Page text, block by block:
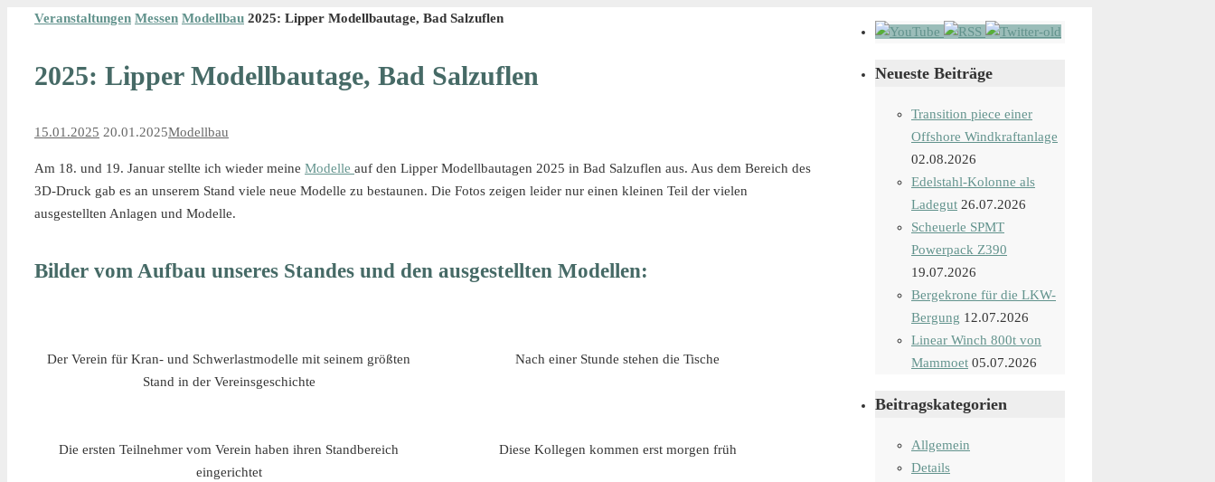
Start
Veranstaltungen Messen Modellbau 2025: Lipper Modellbautage, Bad Salzuflen
2025: Lipper Modellbautage, Bad Salzuflen
15.01.2025 20.01.2025Modellbau
Am 18. und 19. Januar stellte ich wieder meine Modelle auf den Lipper Modellbautagen 2025 in Bad Salzuflen aus. Aus dem Bereich des
3D-Druck gab es an unserem Stand viele neue Modelle zu bestaunen. Die Fotos zeigen leider nur einen kleinen Teil der vielen
ausgestellten Anlagen und Modelle.
Bilder vom Aufbau unseres Standes und den ausgestellten Modellen:
Der Verein für Kran- und Schwerlastmodelle mit seinem größten
Stand in der Vereinsgeschichte
Nach einer Stunde stehen die Tische
Die ersten Teilnehmer vom Verein haben ihren Standbereich
eingerichtet
Diese Kollegen kommen erst morgen früh
Neueste Beiträge
Transition piece einer
Offshore Windkraftanlage
02.08.2026
Edelstahl-Kolonne als
Ladegut 26.07.2026
Scheuerle SPMT
Powerpack Z390
19.07.2026
Bergekrone für die LKW-
Bergung 12.07.2026
Linear Winch 800t von
Mammoet 05.07.2026
Beitragskategorien
Allgemein
Details